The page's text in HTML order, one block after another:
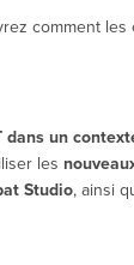
comment
dans un
les
Studio, ainsi